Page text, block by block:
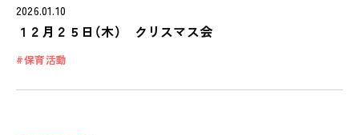
2026.01.10
１２月２５日（木） クリスマス会
保育活動